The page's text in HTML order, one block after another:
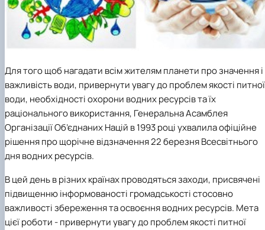
Для того щоб нагадати всім жителям планети про значення і
важливість води, привернути увагу до проблем якості питної
води, необхідності охорони водних ресурсів та їх
раціонального використання, Генеральна Асамблея
Організації Об’єднаних Націй в 1993 році ухвалила офіційне
рішення про щорічне відзначення 22 березня Всесвітнього
дня водних ресурсів.
В цей день в різних країнах проводяться заходи, присвячені
підвищенню інформованості громадськості стосовно
важливості збереження та освоєння водних ресурсів. Мета
цієї роботи - привернути увагу до проблем якості питної